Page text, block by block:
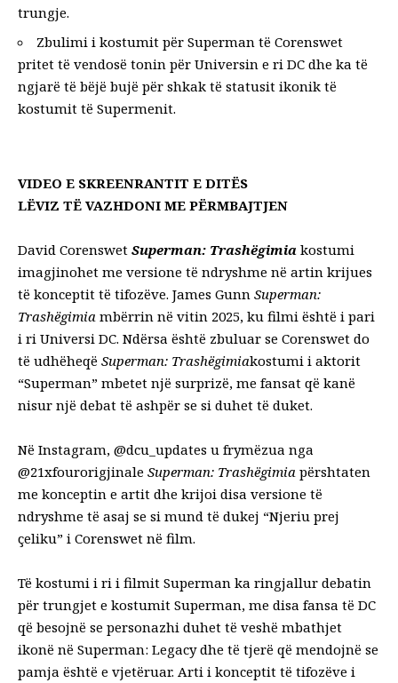
trungje.
Zbulimi i kostumit për Superman të Corenswet
pritet të vendosë tonin për Universin e ri DC dhe ka të
ngjarë të bëjë bujë për shkak të statusit ikonik të
kostumit të Supermenit.
VIDEO E SKREENRANTIT E DITËS
LËVIZ TË VAZHDONI ME PËRMBAJTJEN
David Corenswet Superman: Trashëgimia kostumi
imagjinohet me versione të ndryshme në artin krijues
të konceptit të tifozëve. James Gunn Superman:
Trashëgimia mbërrin në vitin 2025, ku filmi është i pari
i ri Universi DC. Ndërsa është zbuluar se Corenswet do
të udhëheqë Superman: Trashëgimiakostumi i aktorit
“Superman” mbetet një surprizë, me fansat që kanë
nisur një debat të ashpër se si duhet të duket.
Në Instagram, @dcu_updates u frymëzua nga
@21xfourorigjinale Superman: Trashëgimia përshtaten
me konceptin e artit dhe krijoi disa versione të
ndryshme të asaj se si mund të dukej “Njeriu prej
çeliku” i Corenswet në film.
Të kostumi i ri i filmit Superman ka ringjallur debatin
për trungjet e kostumit Superman, me disa fansa të DC
që besojnë se personazhi duhet të veshë mbathjet
ikonë në Superman: Legacy dhe të tjerë që mendojnë se
pamja është e vjetëruar. Arti i konceptit të tifozëve i